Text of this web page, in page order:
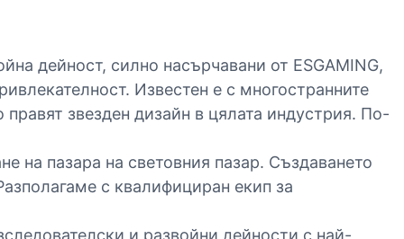
дейност, силно насърчавани от ESGAMING,
Известен е с многостранните
звезден дизайн в цялата индустрия. По-
на пазара на световния пазар. Създаването
с квалифициран екип за
и развойни дейности с най-